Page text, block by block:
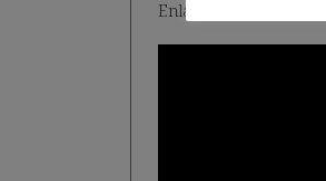
Enlace a la